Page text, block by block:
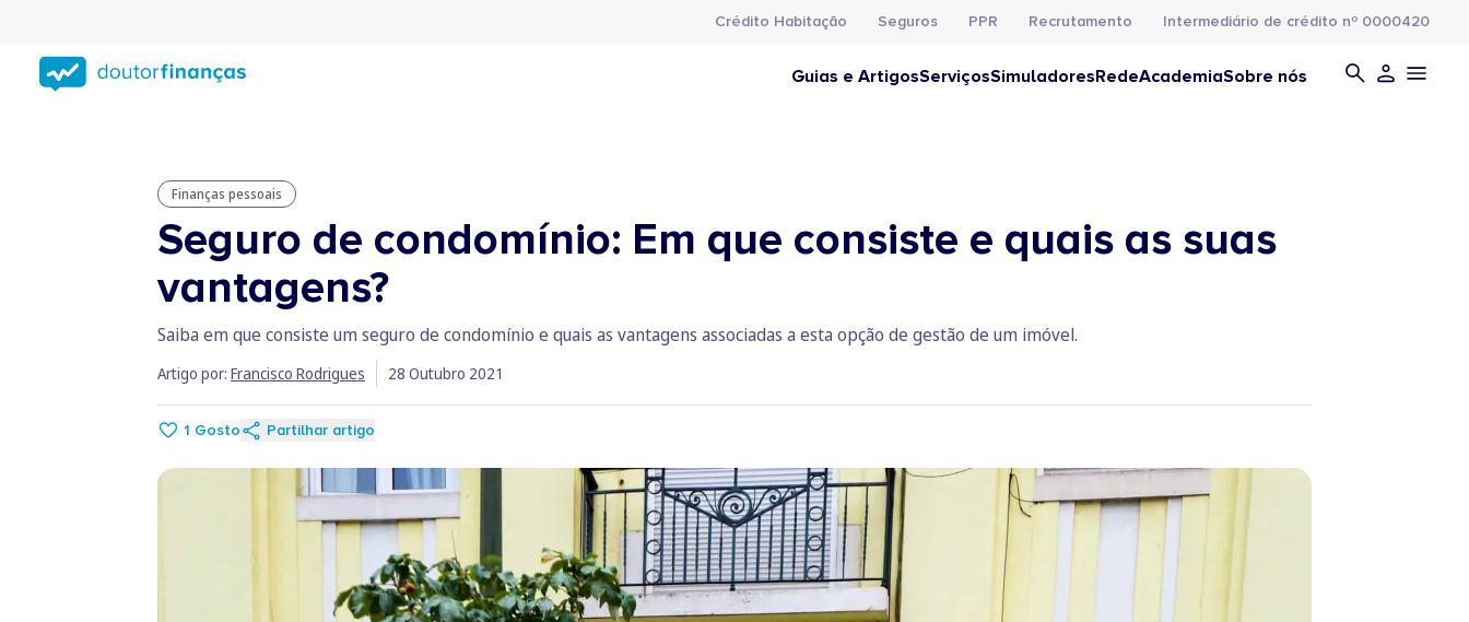
conteúdo
principal
Crédito Habitação Seguros PPR Recrutamento Intermediário de crédito nº 0000420
Guias e ArtigosServiçosSimuladoresRedeAcademiaSobre nós
Finanças pessoais
Seguro de condomínio: Em que consiste e quais as suas
vantagens?
Saiba em que consiste um seguro de condomínio e quais as vantagens associadas a esta opção de gestão de um imóvel.
Artigo por: Francisco Rodrigues 28 Outubro 2021
1 Gosto Partilhar artigo